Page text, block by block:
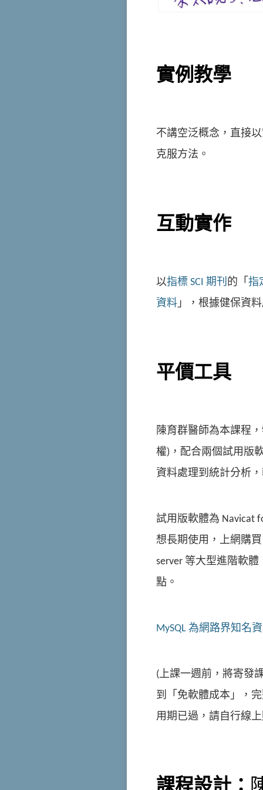
實例教學
不講空泛概念，直接
克服方法。
互動實作
以指標 SCI 期刊的「 指
資料」，根據健保資
平價工具
陳育群醫師為本課程
權)，配合兩個試用版
資料處理到統計分析
試用版軟體為 Navicat
想長期使用，上網購
server 等大型進階軟
點。
MySQL 為網路界知名
(上課一週前，將寄發
到「免軟體成本」，
用期已過，請自行線